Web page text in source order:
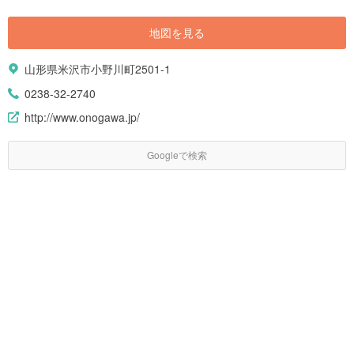
地図を見る
山形県米沢市小野川町2501-1
0238-32-2740
http://www.onogawa.jp/
Googleで検索